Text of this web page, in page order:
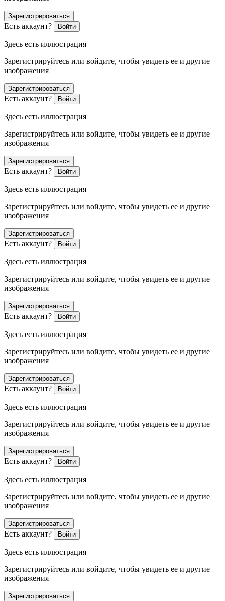
Зарегистрироваться
Есть аккаунт? Войти
Здесь есть иллюстрация
Зарегистрируйтесь или войдите, чтобы увидеть ее и другие
изображения
Зарегистрироваться
Есть аккаунт? Войти
Здесь есть иллюстрация
Зарегистрируйтесь или войдите, чтобы увидеть ее и другие
изображения
Зарегистрироваться
Есть аккаунт? Войти
Здесь есть иллюстрация
Зарегистрируйтесь или войдите, чтобы увидеть ее и другие
изображения
Зарегистрироваться
Есть аккаунт? Войти
Здесь есть иллюстрация
Зарегистрируйтесь или войдите, чтобы увидеть ее и другие
изображения
Зарегистрироваться
Есть аккаунт? Войти
Здесь есть иллюстрация
Зарегистрируйтесь или войдите, чтобы увидеть ее и другие
изображения
Зарегистрироваться
Есть аккаунт? Войти
Здесь есть иллюстрация
Зарегистрируйтесь или войдите, чтобы увидеть ее и другие
изображения
Зарегистрироваться
Есть аккаунт? Войти
Здесь есть иллюстрация
Зарегистрируйтесь или войдите, чтобы увидеть ее и другие
изображения
Зарегистрироваться
Есть аккаунт? Войти
Здесь есть иллюстрация
Зарегистрируйтесь или войдите, чтобы увидеть ее и другие
изображения
Зарегистрироваться